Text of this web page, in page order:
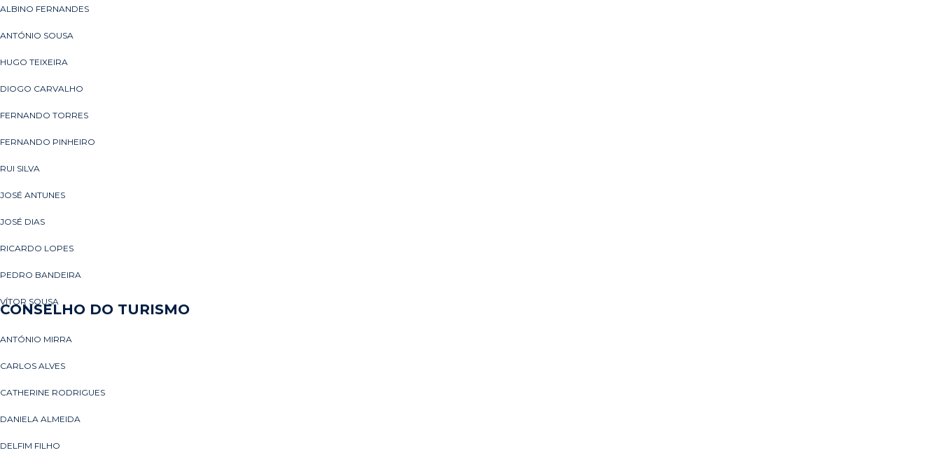
ALBINO FERNANDES
ANTÓNIO SOUSA
HUGO TEIXEIRA
DIOGO CARVALHO
FERNANDO TORRES
FERNANDO PINHEIRO
RUI SILVA
JOSÉ ANTUNES
JOSÉ DIAS
RICARDO LOPES
PEDRO BANDEIRA
VÍTOR SOUSA
CONSELHO DO TURISMO
ANTÓNIO MIRRA
CARLOS ALVES
CATHERINE RODRIGUES
DANIELA ALMEIDA
DELFIM FILHO